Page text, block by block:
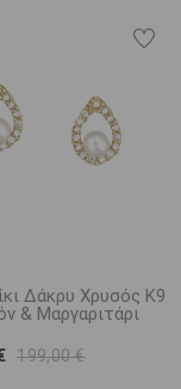
Δάκρυ Χρυσός Κ9
& Μαργαριτάρι
199,00 €